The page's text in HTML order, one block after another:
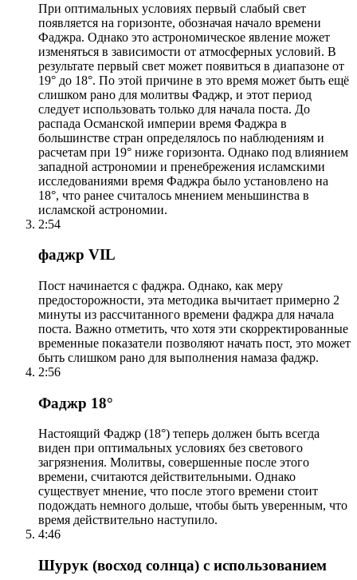
При оптимальных условиях первый слабый свет
появляется на горизонте, обозначая начало времени
Фаджра. Однако это астрономическое явление может
изменяться в зависимости от атмосферных условий. В
результате первый свет может появиться в диапазоне от
19° до 18°. По этой причине в это время может быть ещё
слишком рано для молитвы Фаджр, и этот период
следует использовать только для начала поста. До
распада Османской империи время Фаджра в
большинстве стран определялось по наблюдениям и
расчетам при 19° ниже горизонта. Однако под влиянием
западной астрономии и пренебрежения исламскими
исследованиями время Фаджра было установлено на
18°, что ранее считалось мнением меньшинства в
исламской астрономии.
2:54
фаджр VIL
Пост начинается с фаджра. Однако, как меру
предосторожности, эта методика вычитает примерно 2
минуты из рассчитанного времени фаджра для начала
поста. Важно отметить, что хотя эти скорректированные
временные показатели позволяют начать пост, это может
быть слишком рано для выполнения намаза фаджр.
2:56
Фаджр 18°
Настоящий Фаджр (18°) теперь должен быть всегда
виден при оптимальных условиях без светового
загрязнения. Молитвы, совершенные после этого
времени, считаются действительными. Однако
существует мнение, что после этого времени стоит
подождать немного дольше, чтобы быть уверенным, что
время действительно наступило.
4:46
Шурук (восход солнца) с использованием